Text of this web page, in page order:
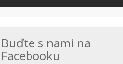
Buďte s nami na
Facebooku